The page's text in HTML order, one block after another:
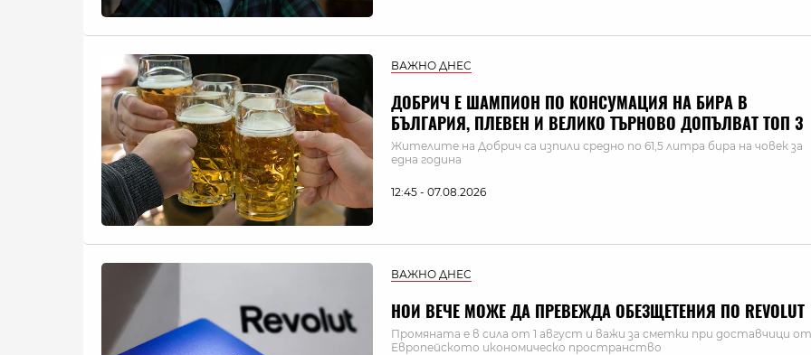
ВАЖНО ДНЕС
ДОБРИЧ Е ШАМПИОН ПО КОНСУМАЦИЯ НА БИРА В
БЪЛГАРИЯ, ПЛЕВЕН И ВЕЛИКО ТЪРНОВО ДОПЪЛВАТ ТОП 3
Жителите на Добрич са изпили средно по 61,5 литра бира на човек за
една година
12:45 - 07.08.2026
ВАЖНО ДНЕС
НОИ ВЕЧЕ МОЖЕ ДА ПРЕВЕЖДА ОБЕЗЩЕТЕНИЯ ПО REVOLUT
Промяната е в сила от 1 август и важи за сметки при доставчици от
Европейското икономическо пространство